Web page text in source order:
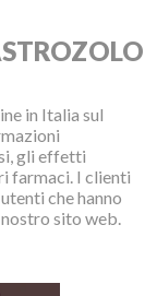
in Italia sul
gli effetti
farmaci. I clienti
che hanno
sito web.